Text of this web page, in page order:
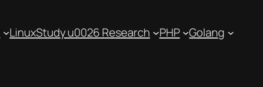
LinuxStudy u0026 Research PHP Golang